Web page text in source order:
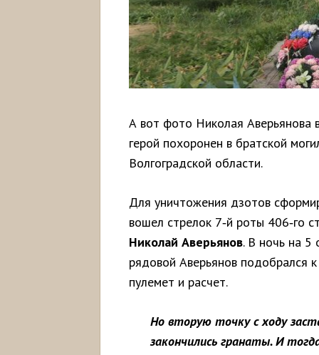
А вот фото Николая Аверьянова
герой похоронен в братской
Волгоградской области.
Для уничтожения дзотов
вошел стрелок 7‑й роты 406‑го
Николай Аверьянов. В ночь на 5
рядовой Аверьянов подобрался
пулемет и расчет.
Но вторую точку с ходу
закончились гранаты. И